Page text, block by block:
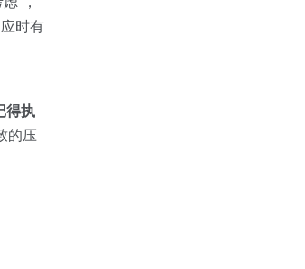
时有
得执
的压